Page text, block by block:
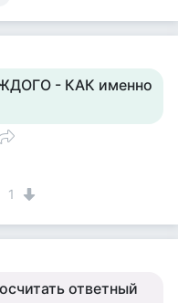
- КАК именно
1
ответный